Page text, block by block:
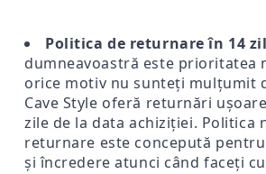
Politica de returnare în 14
dumneavoastră este prioritatea
orice motiv nu sunteți mulțumit
Cave Style oferă returnări
zile de la data achiziției. Politica
returnare este concepută
și încredere atunci când faceți